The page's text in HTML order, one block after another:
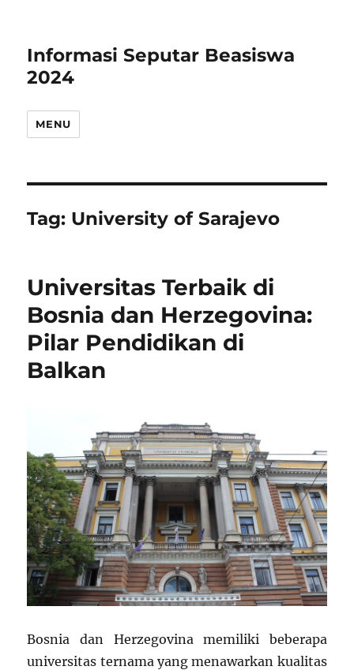
Informasi Seputar Beasiswa
2024
MENU
Tag: University of Sarajevo
Universitas Terbaik di
Bosnia dan Herzegovina:
Pilar Pendidikan di
Balkan
Bosnia dan Herzegovina memiliki beberapa
universitas ternama yang menawarkan kualitas